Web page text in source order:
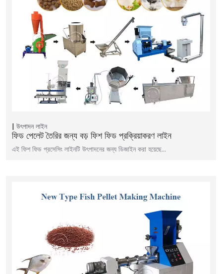
উৎপাদন লাইন
ফিড পেলেট তৈরির জন্য বড় ফিশ ফিড প্রক্রিয়াকরণ লাইন
এই ফিশ ফিড প্রসেসিং লাইনটি উৎপাদনের জন্য ডিজাইন করা হয়েছে...